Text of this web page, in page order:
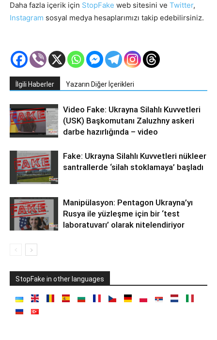
Daha fazla içerik için StopFake web sitesini ve Twitter,
Instagram sosyal medya hesaplarımızı takip edebilirsiniz.
İlgili Haberler Yazarın Diğer İçerikleri
Video Fake: Ukrayna Silahlı Kuvvetleri
(USK) Başkomutanı Zaluzhny askeri
darbe hazırlığında – video
Fake: Ukrayna Silahlı Kuvvetleri nükleer
santrallerde ‘silah stoklamaya’ başladı
Manipülasyon: Pentagon Ukrayna’yı
Rusya ile yüzleşme için bir ‘test
laboratuvarı’ olarak nitelendiriyor
StopFake in other languages